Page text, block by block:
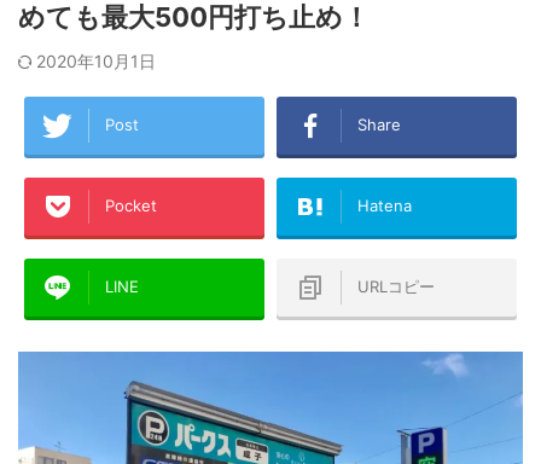
めても最大500円打ち止め！
2020年10月1日
Post Share
Pocket Hatena
LINE URLコピー